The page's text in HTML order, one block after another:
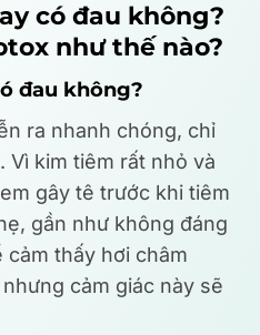
có đau không?
như thế nào?
đau không?
ra nhanh chóng, chỉ
. Vì kim tiêm rất nhỏ và
gây tê trước khi tiêm
gần như không đáng
thấy hơi châm
cảm giác này sẽ